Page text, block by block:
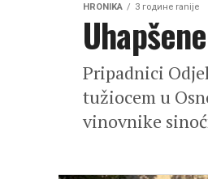
HRONIKA 3 године ranije
Pripadnici
tužiocem u
vinovnike